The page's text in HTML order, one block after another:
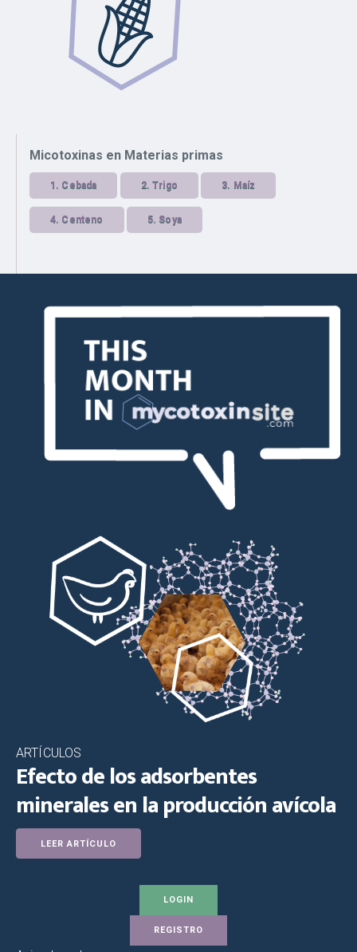
Micotoxinas en Materias primas
1. Cebada 2.Trigo 3. Maíz
4. Centeno 5. Soya
ARTÍCULOS
Efecto de los adsorbentes
minerales en la producción avícola
LEER ARTÍCULO
LOGIN
REGISTRO